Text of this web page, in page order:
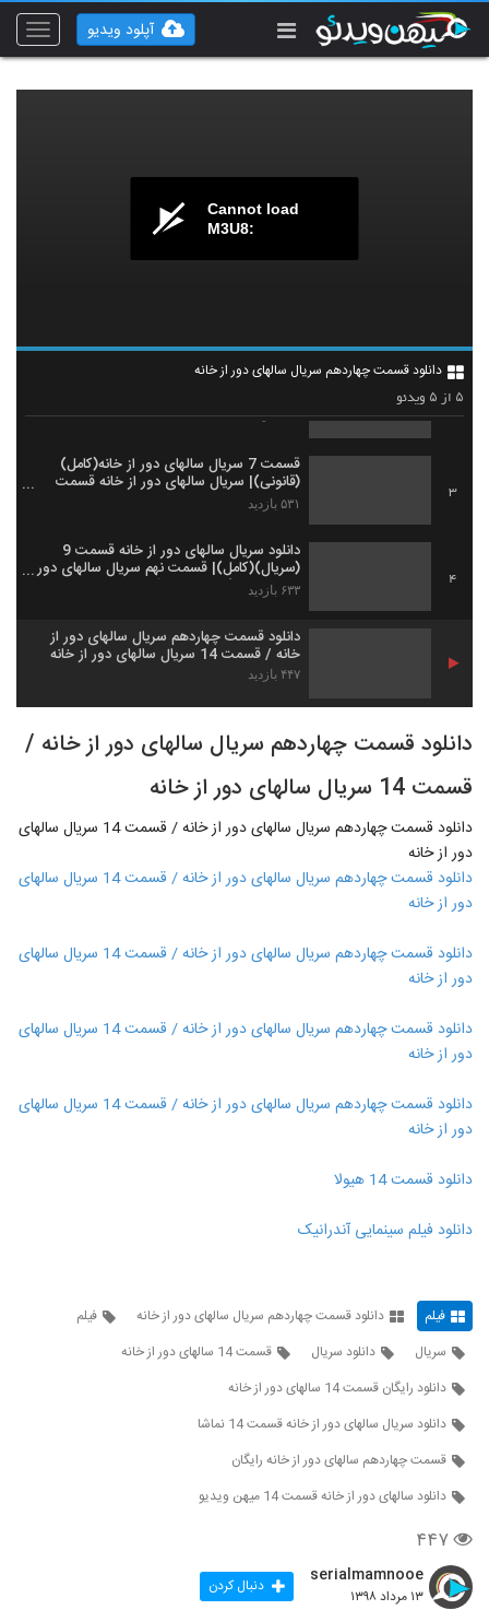
Toggle
آپلود ویدیو
Cannot load
M3U8:
دانلود قسمت چهاردهم سریال سالهای دور از خانه
۵ از ۵ ویدئو 2
دانلود قسمت پنجم سریال سالهای دور از خانه /
۶۵۹ بازدید
3
قسمت 7 سریال سالهای دور از خانه(کامل)
(قانونی)| سریال سالهای دور از خانه قسمت
هفتم -7-
۵۳۱ بازدید
4
دانلود سریال سالهای دور از خانه قسمت 9
(سریال)(کامل)| قسمت نهم سریال سالهای دور
از خانه با لینک مستقیم -کامل- نماشا
۶۳۳ بازدید
دانلود قسمت چهاردهم سریال سالهای دور از
خانه / قسمت 14 سریال سالهای دور از خانه
۴۴۷ بازدید
دانلود قسمت چهاردهم سریال سالهای دور از خانه /
قسمت 14 سریال سالهای دور از خانه
دانلود قسمت چهاردهم سریال سالهای دور از خانه / قسمت 14 سریال سالهای
دور از خانه
دانلود قسمت چهاردهم سریال سالهای دور از خانه / قسمت 14 سریال سالهای
دور از خانه
دانلود قسمت چهاردهم سریال سالهای دور از خانه / قسمت 14 سریال سالهای
دور از خانه
دانلود قسمت چهاردهم سریال سالهای دور از خانه / قسمت 14 سریال سالهای
دور از خانه
دانلود قسمت چهاردهم سریال سالهای دور از خانه / قسمت 14 سریال سالهای
دور از خانه
دانلود قسمت 14 هیولا
دانلود فیلم سینمایی آندرانیک
فیلم دانلود قسمت چهاردهم سریال سالهای دور از خانه
فیلم
سریال
دانلود سریال
قسمت 14 سالهای دور از خانه
دانلود رایگان قسمت 14 سالهای دور از خانه
دانلود سریال سالهای دور از خانه قسمت 14 نماشا
قسمت چهاردهم سالهای دور از خانه رایگان
دانلود سالهای دور از خانه قسمت 14 میهن ویدیو
۴۴۷
serialmamnooe
۱۳ مرداد ۱۳۹۸ دنبال کردن